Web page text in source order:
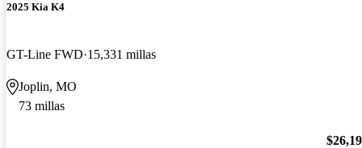
2025 Kia K4
GT-Line FWD 15,331 millas
Joplin, MO
73 millas